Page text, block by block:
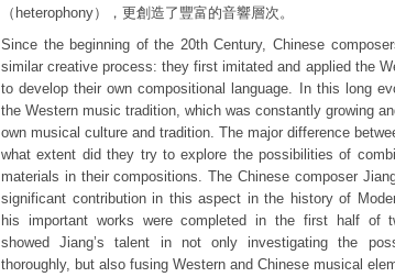
（heterophony），更創造了豐富的音響層次。
Since the beginning of the 20th Century, Chinese
similar creative process: they first imitated and applied the
to develop their own compositional language. In this long
the Western music tradition, which was constantly growing
own musical culture and tradition. The major difference
what extent did they try to explore the possibilities of
materials in their compositions. The Chinese composer
significant contribution in this aspect in the history of
his important works were completed in the first half of
showed Jiang’s talent in not only investigating the
thoroughly, but also fusing Western and Chinese musical